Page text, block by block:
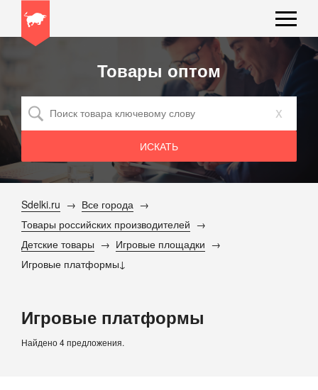
Товары оптом
x
Sdelki.ru
Все города
Товары российских производителей
Детские товары
Игровые площадки
Игровые платформы
Игровые платформы
Найдено 4 предложения.